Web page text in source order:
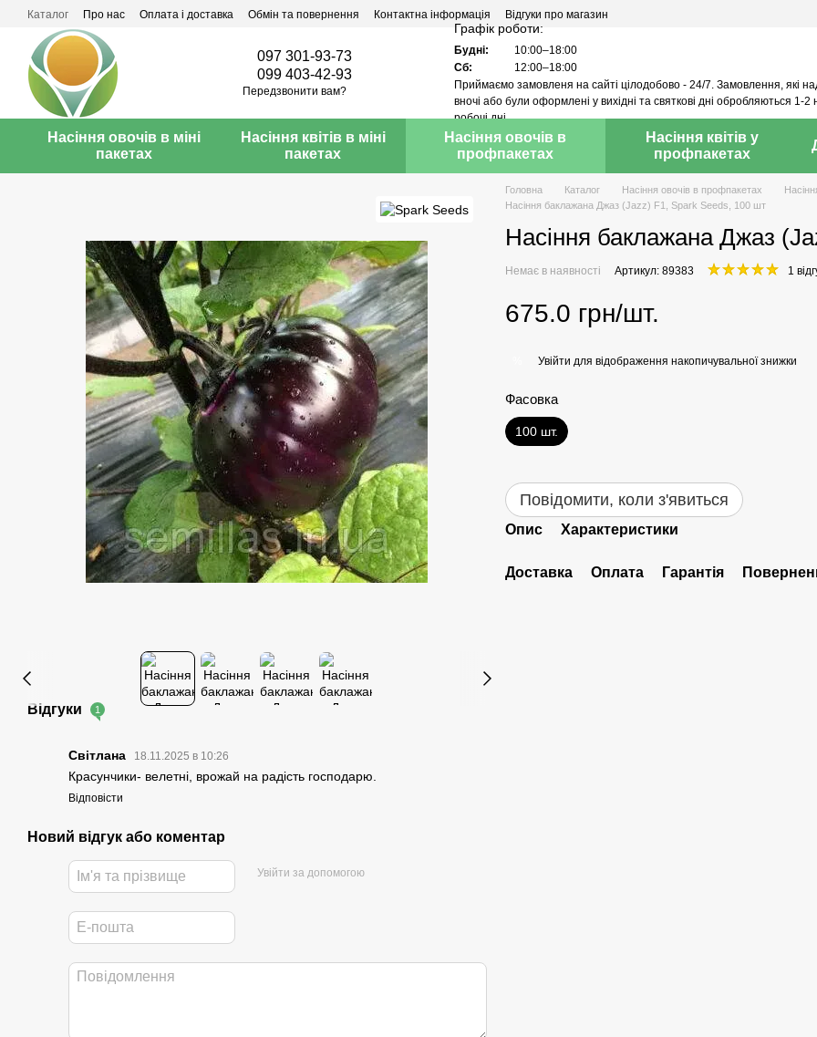
Перейти до основного контенту
Каталог Про нас Оплата і доставка Обмін та повернення Контактна інформація Відгуки про магазин
097 301-93-73
099 403-42-93
Передзвонити вам?
Графік роботи:
Будні:
10:00–18:00
Сб:
12:00–18:00
Приймаємо замовленя на сайті цілодобово - 24/7. Замовлення, які
вночі або були оформлені у вихідні та святкові дні обробляються 1-2
робочі дні.
Насіння овочів в міні
пакетах
Насіння квітів в міні
пакетах
Насіння овочів в
профпакетах
Насіння квітів у
профпакетах
Відгуки 1
Світлана 18.11.2025 в 10:26
Красунчики- велетні, врожай на радість господарю.
Відповісти
Новий відгук або коментар
Увійти за допомогою
Головна Каталог Насіння овочів в профпакетах
Насіння баклажана Джаз (Jazz) F1, Spark Seeds, 100 шт
Насіння баклажана Джаз
Немає в наявності Артикул: 89383 1
675.0 грн/шт.
Увійти для відображення накопичувальної знижки
Фасовка
100 шт.
Повідомити, коли з'явиться
Опис Характеристики
Доставка Оплата Гарантія